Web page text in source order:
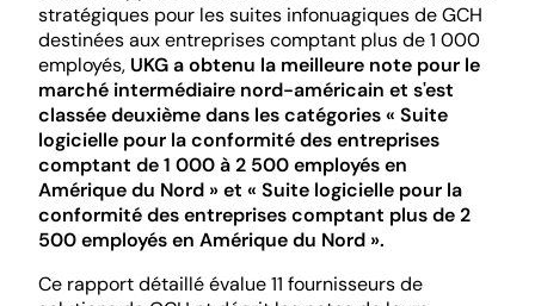
stratégiques pour les suites infonuagiques de GCH
destinées aux entreprises comptant plus de 1 000
employés, UKG a obtenu la meilleure note pour le
marché intermédiaire nord-américain et s'est
classée deuxième dans les catégories « Suite
logicielle pour la conformité des entreprises
comptant de 1 000 à 2 500 employés en
Amérique du Nord » et « Suite logicielle pour la
conformité des entreprises comptant plus de 2
500 employés en Amérique du Nord ».
Ce rapport détaillé évalue 11 fournisseurs de